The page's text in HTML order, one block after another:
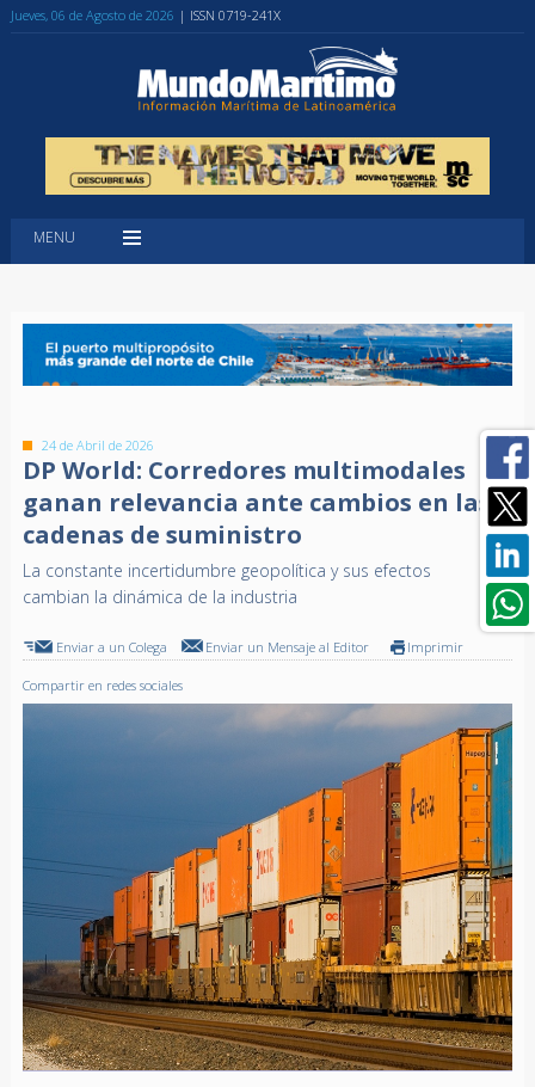
Jueves, 06 de Agosto de 2026 | ISSN 0719-241X
MENU
24 de Abril de 2026
DP World: Corredores multimodales
ganan relevancia ante cambios en las
cadenas de suministro
La constante incertidumbre geopolítica y sus efectos
cambian la dinámica de la industria
Enviar a un Colega Enviar un Mensaje al Editor Imprimir
Compartir en redes sociales